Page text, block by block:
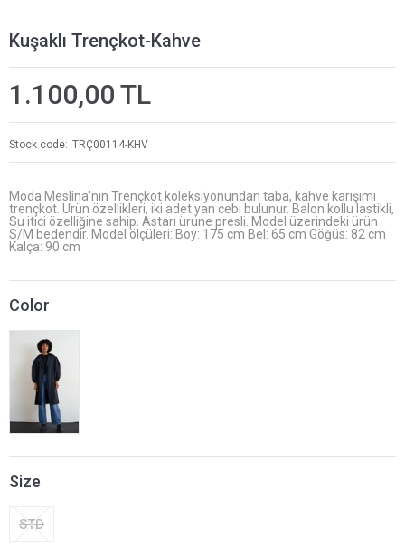
Kuşaklı Trençkot-Kahve
1.100,00 TL
Stock code TRÇ00114-KHV
Moda Meslina'nın Trençkot koleksiyonundan taba, kahve karışımı
trençkot. Ürün özellikleri, iki adet yan cebi bulunur. Balon kollu lastikli,
Su itici özelliğine sahip. Astarı ürüne presli. Model üzerindeki ürün
S/M bedendir. Model ölçüleri: Boy: 175 cm Bel: 65 cm Göğüs: 82 cm
Kalça: 90 cm
Color
Size
STD